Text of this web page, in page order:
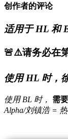
创作者的评论
适用于 HL 和
🚨⚠️请务必在
使用 HL 时，
使用 BL 时， 需
Alpha/刘镇浩 =